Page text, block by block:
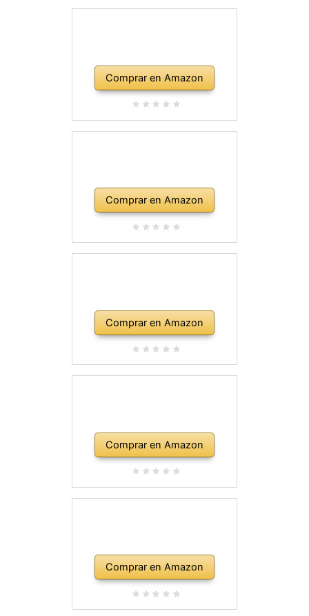
Comprar en Amazon
Comprar en Amazon
Comprar en Amazon
Comprar en Amazon
Comprar en Amazon